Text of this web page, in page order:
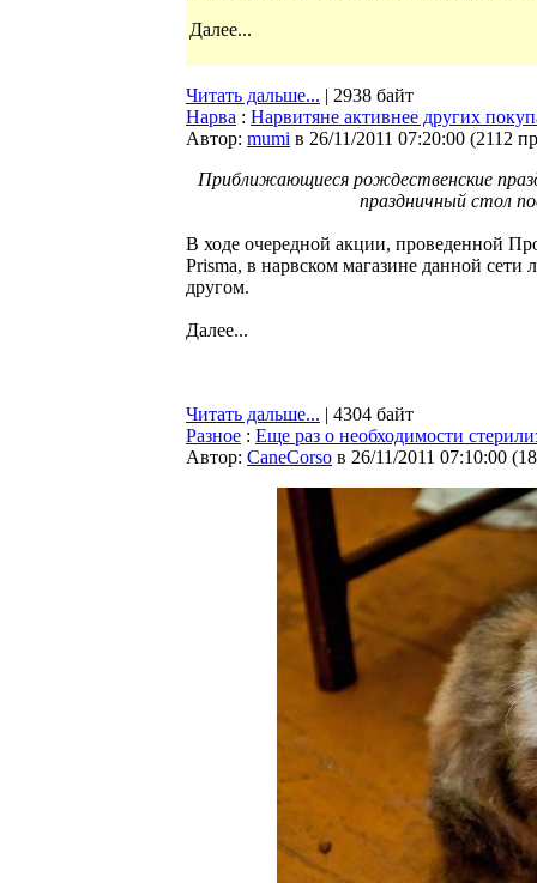
Далее...
Читать дальше... | 2938 байт
Нарва : Нарвитяне активнее других
Автор: mumi в 26/11/2011 07:20:00 (2112
Приближающиеся рождественские
праздничный стол
В ходе очередной акции, проведенной
Prisma, в нарвском магазине данной
другом.
Далее...
Читать дальше... | 4304 байт
Разное : Еще раз о необходимости
Автор: CaneCorso в 26/11/2011 07:10:00 (